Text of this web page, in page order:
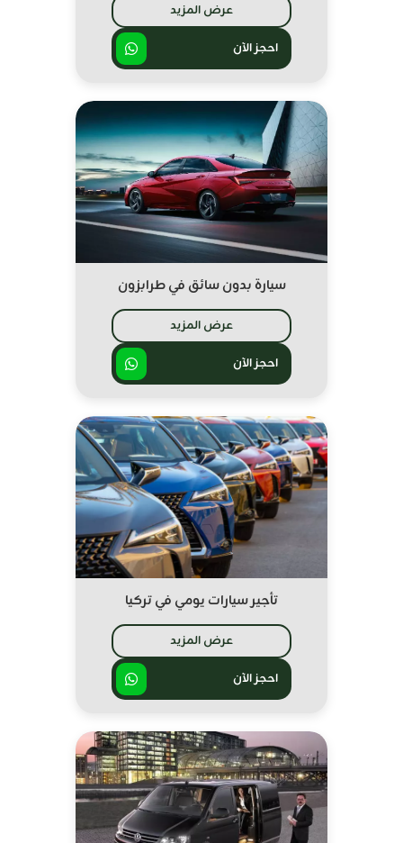
عرض المزيد
احجز الآن
سيارة بدون سائق في طرابزون
عرض المزيد
احجز الآن
تأجير سيارات يومي في تركيا
عرض المزيد
احجز الآن